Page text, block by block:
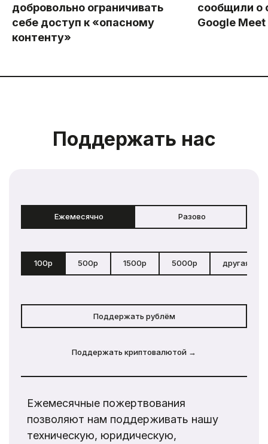
добровольно ограничивать
себе доступ к «опасному
контенту»
сообщили о
Google Meet
Поддержать нас
Ежемесячно Разово
100р 500р 1500р 5000р другая
Поддержать рублём
Поддержать криптовалютой →
Ежемесячные пожертвования
позволяют нам поддерживать нашу
техническую, юридическую,